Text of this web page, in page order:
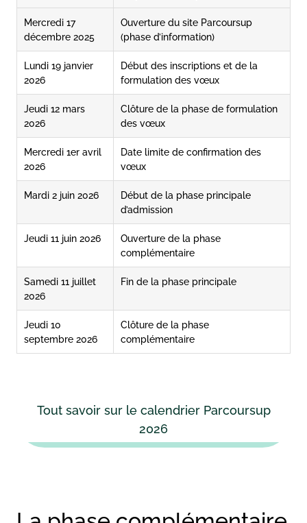
Mercredi 17
décembre 2025
Ouverture du site Parcoursup
(phase d’information)
Lundi 19 janvier
2026
Début des inscriptions et de la
formulation des vœux
Jeudi 12 mars
2026
Clôture de la phase de formulation
des vœux
Mercredi 1er avril
2026
Date limite de confirmation des
vœux
Mardi 2 juin 2026
Début de la phase principale
d’admission
Jeudi 11 juin 2026
Ouverture de la phase
complémentaire
Samedi 11 juillet
2026
Fin de la phase principale
Jeudi 10
septembre 2026
Clôture de la phase
complémentaire
Tout savoir sur le calendrier Parcoursup
2026